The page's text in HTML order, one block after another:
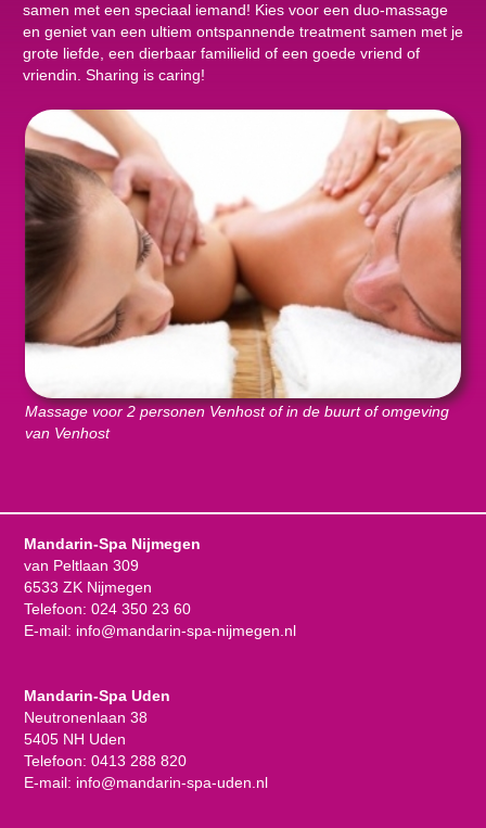
samen met een speciaal iemand! Kies voor een duo-massage
en geniet van een ultiem ontspannende treatment samen met je
grote liefde, een dierbaar familielid of een goede vriend of
vriendin. Sharing is caring!
Massage voor 2 personen Venhost of in de buurt of omgeving
van Venhost
Mandarin-Spa Nijmegen
van Peltlaan 309
6533 ZK Nijmegen
Telefoon: 024 350 23 60
E-mail: info@mandarin-spa-nijmegen.nl
Mandarin-Spa Uden
Neutronenlaan 38
5405 NH Uden
Telefoon: 0413 288 820
E-mail: info@mandarin-spa-uden.nl